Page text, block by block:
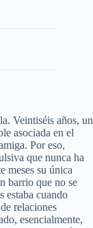
Veintiséis años, un
asociada en el
Por eso,
que nunca ha
meses su única
barrio que no se
estaba cuando
relaciones
esencialmente,